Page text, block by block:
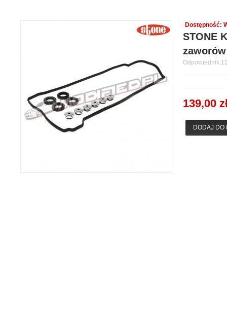
STONE
Odpowiednik
Dostępność:
139,00
DODAJ DO